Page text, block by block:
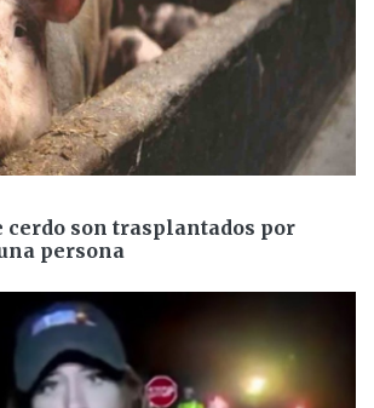
cerdo son trasplantados por
persona